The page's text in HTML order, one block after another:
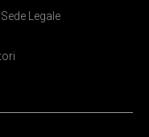
Sede Legale